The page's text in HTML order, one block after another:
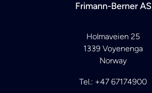
Frimann-Berner AS
Holmaveien 25
1339 Voyenenga
Norway
Tel.: +47 67174900